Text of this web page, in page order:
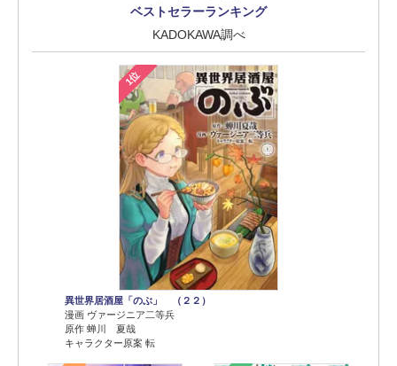
ベストセラーランキング
KADOKAWA調べ
1位
異世界居酒屋「のぶ」 （２２）
漫画 ヴァージニア二等兵
原作 蝉川 夏哉
キャラクター原案 転